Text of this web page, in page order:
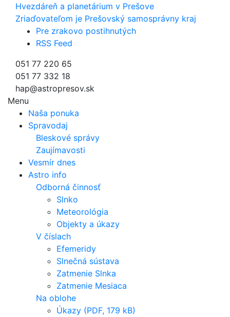
Hvezdáreň a planetárium v Prešove
Zriaďovateľom je Prešovský samosprávny kraj
Pre zrakovo postihnutých
RSS Feed
051 77 220 65
051 77 332 18
hap@astropresov.sk
Menu
Naša ponuka
Spravodaj
Bleskové správy
Zaujímavosti
Vesmír dnes
Astro info
Odborná činnosť
Slnko
Meteorológia
Objekty a úkazy
V číslach
Efemeridy
Slnečná sústava
Zatmenie Slnka
Zatmenie Mesiaca
Na oblohe
Úkazy (PDF, 179 kB)